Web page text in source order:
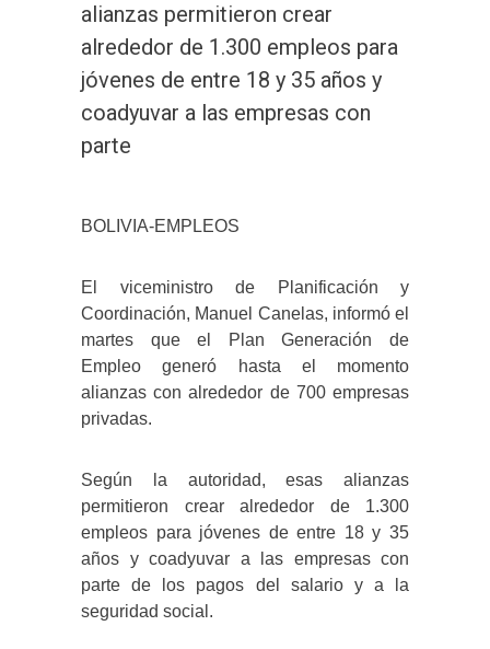
alianzas permitieron crear
alrededor de 1.300 empleos para
jóvenes de entre 18 y 35 años y
coadyuvar a las empresas con
parte
BOLIVIA-EMPLEOS
El viceministro de Planificación y
Coordinación, Manuel Canelas, informó el
martes que el Plan Generación de
Empleo generó hasta el momento
alianzas con alrededor de 700 empresas
privadas.
Según la autoridad, esas alianzas
permitieron crear alrededor de 1.300
empleos para jóvenes de entre 18 y 35
años y coadyuvar a las empresas con
parte de los pagos del salario y a la
seguridad social.